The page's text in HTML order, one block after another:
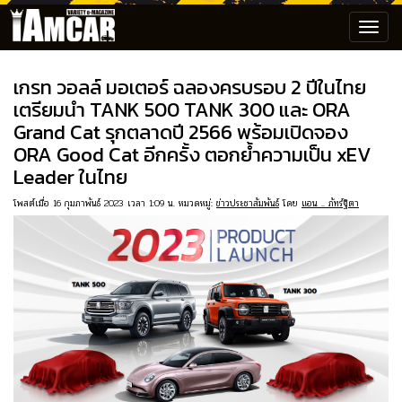
เกรท วอลล์ มอเตอร์ ฉลองครบรอบ 2 ปีในไทย
เตรียมนำ TANK 500 TANK 300 และ ORA
Grand Cat รุกตลาดปี 2566 พร้อมเปิดจอง
ORA Good Cat อีกครั้ง ตอกย้ำความเป็น xEV
Leader ในไทย
โพสต์เมื่อ 16 กุมภาพันธ์ 2023 เวลา 1:09 น. หมวดหมู่: ข่าวประชาสัมพันธ์โดย แอน .. ภัทร์ฐิตา